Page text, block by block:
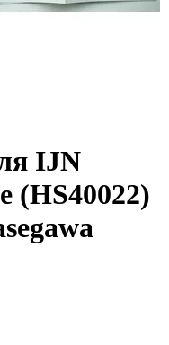
IJN
(HS40022)